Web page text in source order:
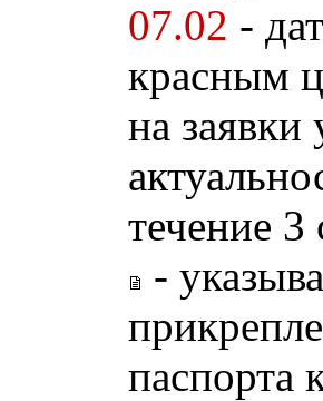
07.02 -
красным
на заявки
течение
-
паспорта